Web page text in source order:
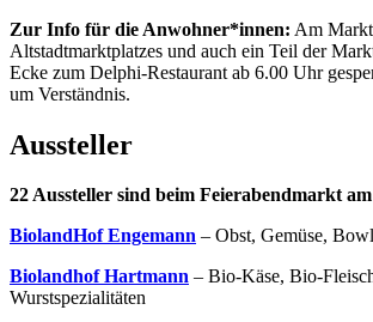
Zur Info für die Anwohner*innen: Am
Altstadtmarktplatzes und auch ein Teil der
Ecke zum Delphi-Restaurant ab 6.00 Uhr
um Verständnis.
Aussteller
22 Aussteller sind beim Feierabendmarkt
BiolandHof Engemann – Obst, Gemüse,
Biolandhof Hartmann – Bio-Käse, Bio-
Wurstspezialitäten